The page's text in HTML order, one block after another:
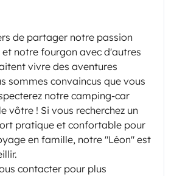
de partager notre passion
notre fourgon avec d'autres
vivre des aventures
sommes convaincus que vous
notre camping-car
vôtre ! Si vous recherchez un
pratique et confortable pour
en famille, notre "Léon" est
contacter pour plus